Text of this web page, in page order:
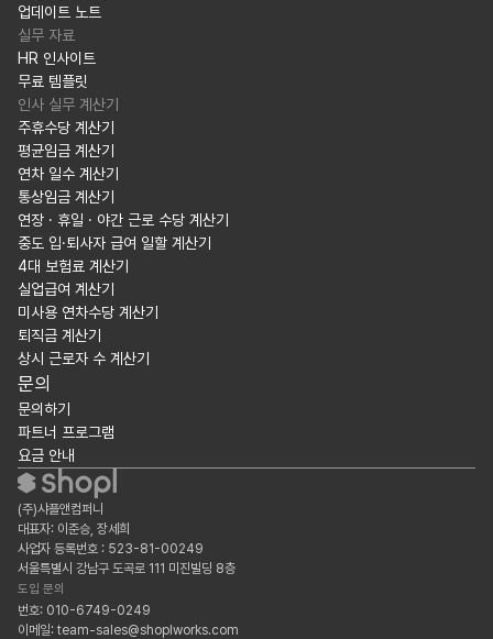
업데이트 노트
실무 자료
HR 인사이트
무료 템플릿
인사 실무 계산기
주휴수당 계산기
평균임금 계산기
연차 일수 계산기
통상임금 계산기
연장 · 휴일 · 야간 근로 수당 계산기
중도 입·퇴사자 급여 일할 계산기
4대 보험료 계산기
실업급여 계산기
미사용 연차수당 계산기
퇴직금 계산기
상시 근로자 수 계산기
문의
문의하기
파트너 프로그램
요금 안내
(주)샤플앤컴퍼니
대표자: 이준승, 장세희
사업자 등록번호 : 523-81-00249
서울특별시 강남구 도곡로 111 미진빌딩 8층
도입 문의
번호: 010-6749-0249
이메일: team-sales@shoplworks.com